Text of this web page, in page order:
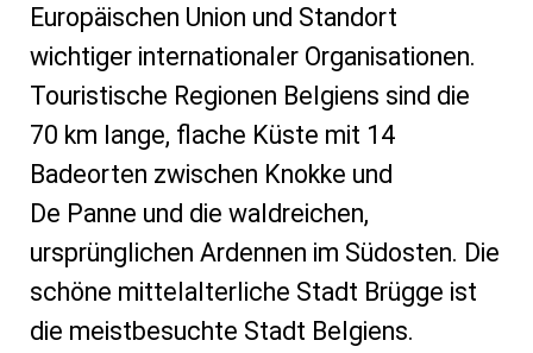
Europäischen Union und Standort
wichtiger internationaler Organisationen.
Touristische Regionen Belgiens sind die
70 km lange, flache Küste mit 14
Badeorten zwischen Knokke und
De Panne und die waldreichen,
ursprünglichen Ardennen im Südosten. Die
schöne mittelalterliche Stadt Brügge ist
die meistbesuchte Stadt Belgiens.